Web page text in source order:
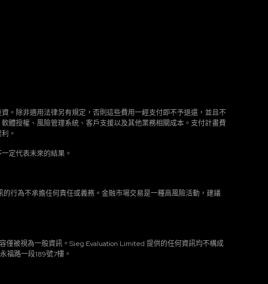
。除非適用法律另有規定，否則這些費用一經支付即不予退還，並且不
體授權、風險管理系統、客戶支援以及其他業務相關成本。支付計畫費
。
定代表未來的結果。
行為不承擔任何責任或義務。金融市場交易是一種高風險活動，建議
被視為一般資訊。Sieg Evaluation Limited 提供的任何資訊均不構成
福路一段189號7樓。